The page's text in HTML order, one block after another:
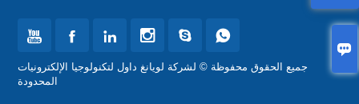

     
جميع الحقوق محفوظة © لشركة لويانغ داول لتكنولوجيا الإلكترونيات
المحدودة